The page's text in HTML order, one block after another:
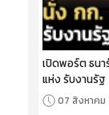
เปิดพอร์ต ธน
แห่ง รับงานรัฐ
07 สิงหาคม